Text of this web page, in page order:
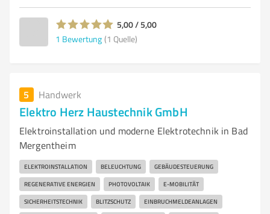
5,00 / 5,00
1 Bewertung (1 Quelle)
5 Handwerk
Elektro Herz Haustechnik GmbH
Elektroinstallation und moderne Elektrotechnik in Bad
Mergentheim
ELEKTROINSTALLATION BELEUCHTUNG GEBÄUDESTEUERUNG
REGENERATIVE ENERGIEN PHOTOVOLTAIK E-MOBILITÄT
SICHERHEITSTECHNIK BLITZSCHUTZ EINBRUCHMELDEANLAGEN